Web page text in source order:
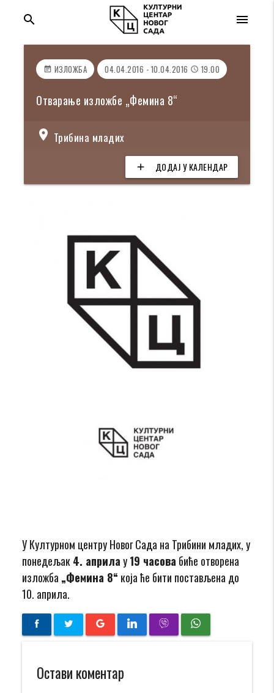
menu
search
event_note ИЗЛОЖБА 04.04.2016 - 10.04.2016 access_time 19.00
Отварање изложбе „Фемина 8“
location_on Трибина младих
add ДОДАЈ У КАЛЕНДАР
У Културном центру Новог Сада на Трибини младих, у
понедељак4. априлау19 часова биће отворена
изложба „Фемина 8“ која ће бити постављена до
10. априла.
Остави коментар